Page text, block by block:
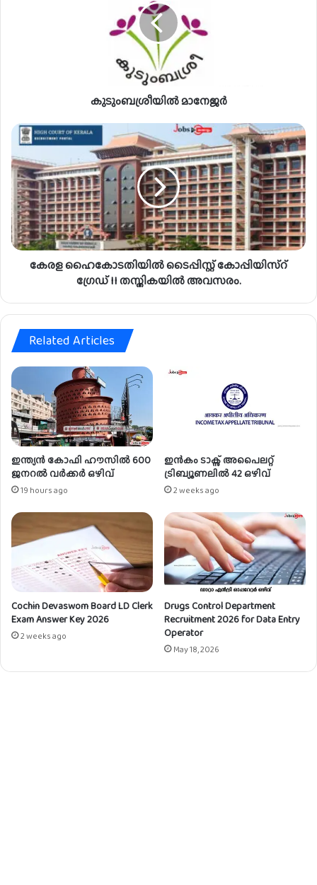
കുടുംബശ്രീയിൽ മാനേജർ
കേ
ള
ഹൈ
കോ
ട
തി
യി
ൽ
ടൈ
യി
സ്റ്
ഗ്രേ
I
I
ത
സ്തി
ക
യി
ൽ
വ
സ
രം
കേരള ഹൈകോടതിയിൽ ടൈപ്പിസ്റ്റ് കോപ്പിയിസ്റ്
ഗ്രേഡ് II തസ്തികയിൽ അവസരം.
Related Articles
ഇന്ത്യൻ കോഫി ഹൗസിൽ 600
ജനറൽ വർക്കർ ഒഴിവ്
19 hours ago
ഇൻകം ടാക്സ് അപൈലറ്റ്
ട്രിബ്യൂണലിൽ 42 ഒഴിവ്
2 weeks ago
Cochin Devaswom Board LD Clerk
Exam Answer Key 2026
2 weeks ago
Drugs Control Department
Recruitment 2026 for Data Entry
Operator
May 18, 2026